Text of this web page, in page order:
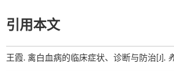
引用本文
王霞. 禽白血病的临床症状、诊断与防治[J].